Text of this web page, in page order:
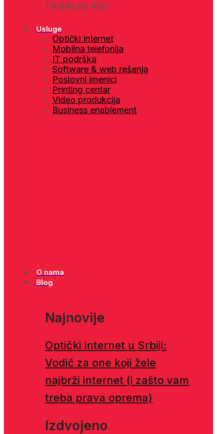
114.840,00 RSD
Usluge
Optički internet
Mobilna telefonija
IT podrška
Software & web rešenja
Poslovni imenici
Printing centar
Video produkcija
Business enablement
O nama
Blog
Najnovije
Optički internet u Srbiji:
Vodič za one koji žele
najbrži internet (i zašto vam
treba prava oprema)
Izdvojeno